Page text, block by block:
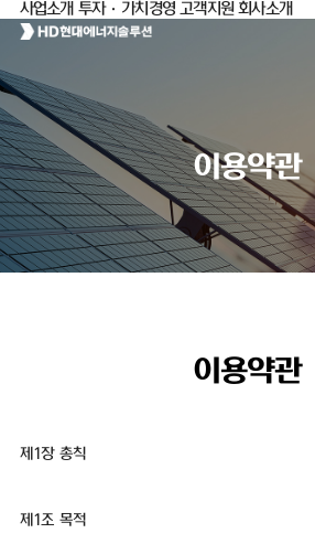
사업소개 투자·가치경영 고객지원 회사소개
이용약관
이용약관
제1장 총칙
제1조 목적